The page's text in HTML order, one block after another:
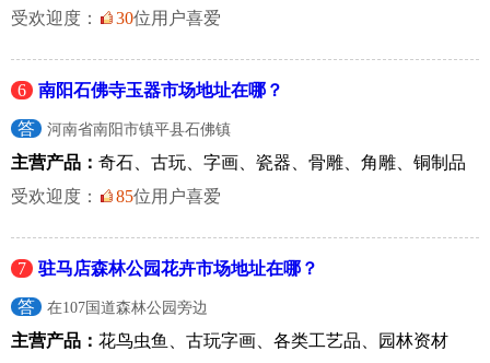
受欢迎度：
30位用户喜爱
6 南阳石佛寺玉器市场地址在哪？
答 河南省南阳市镇平县石佛镇
主营产品： 奇石、古玩、字画、瓷器、骨雕、角雕、铜制品
受欢迎度：
85位用户喜爱
7 驻马店森林公园花卉市场地址在哪？
答 在107国道森林公园旁边
主营产品： 花鸟虫鱼、古玩字画、各类工艺品、园林资材